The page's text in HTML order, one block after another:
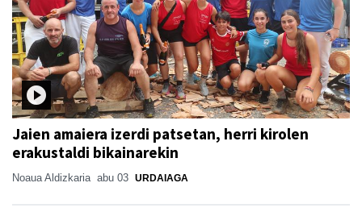
Jaien amaiera izerdi patsetan, herri kirolen
erakustaldi bikainarekin
Noaua Aldizkaria abu 03 URDAIAGA